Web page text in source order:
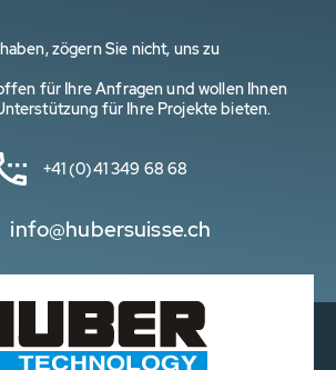
zögern Sie nicht, uns zu
für Ihre Anfragen und wollen Ihnen
für Ihre Projekte bieten.
+41 (0)41 349 68 68
info@hubersuisse.ch